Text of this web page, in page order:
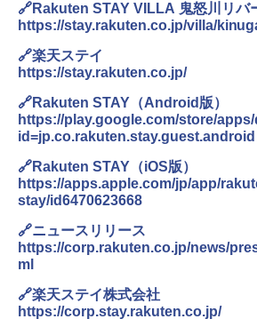
🔗Rakuten STAY VILLA 鬼怒川リバ
https://stay.rakuten.co.jp/villa/
🔗楽天ステイ
https://stay.rakuten.co.jp/
🔗Rakuten STAY（Android版）
https://play.google.com/store/
id=jp.co.rakuten.stay.guest.android
🔗Rakuten STAY（iOS版）
https://apps.apple.com/jp/app/
stay/id6470623668
🔗ニュースリリース
https://corp.rakuten.co.jp/news/
ml
🔗楽天ステイ株式会社
https://corp.stay.rakuten.co.jp/